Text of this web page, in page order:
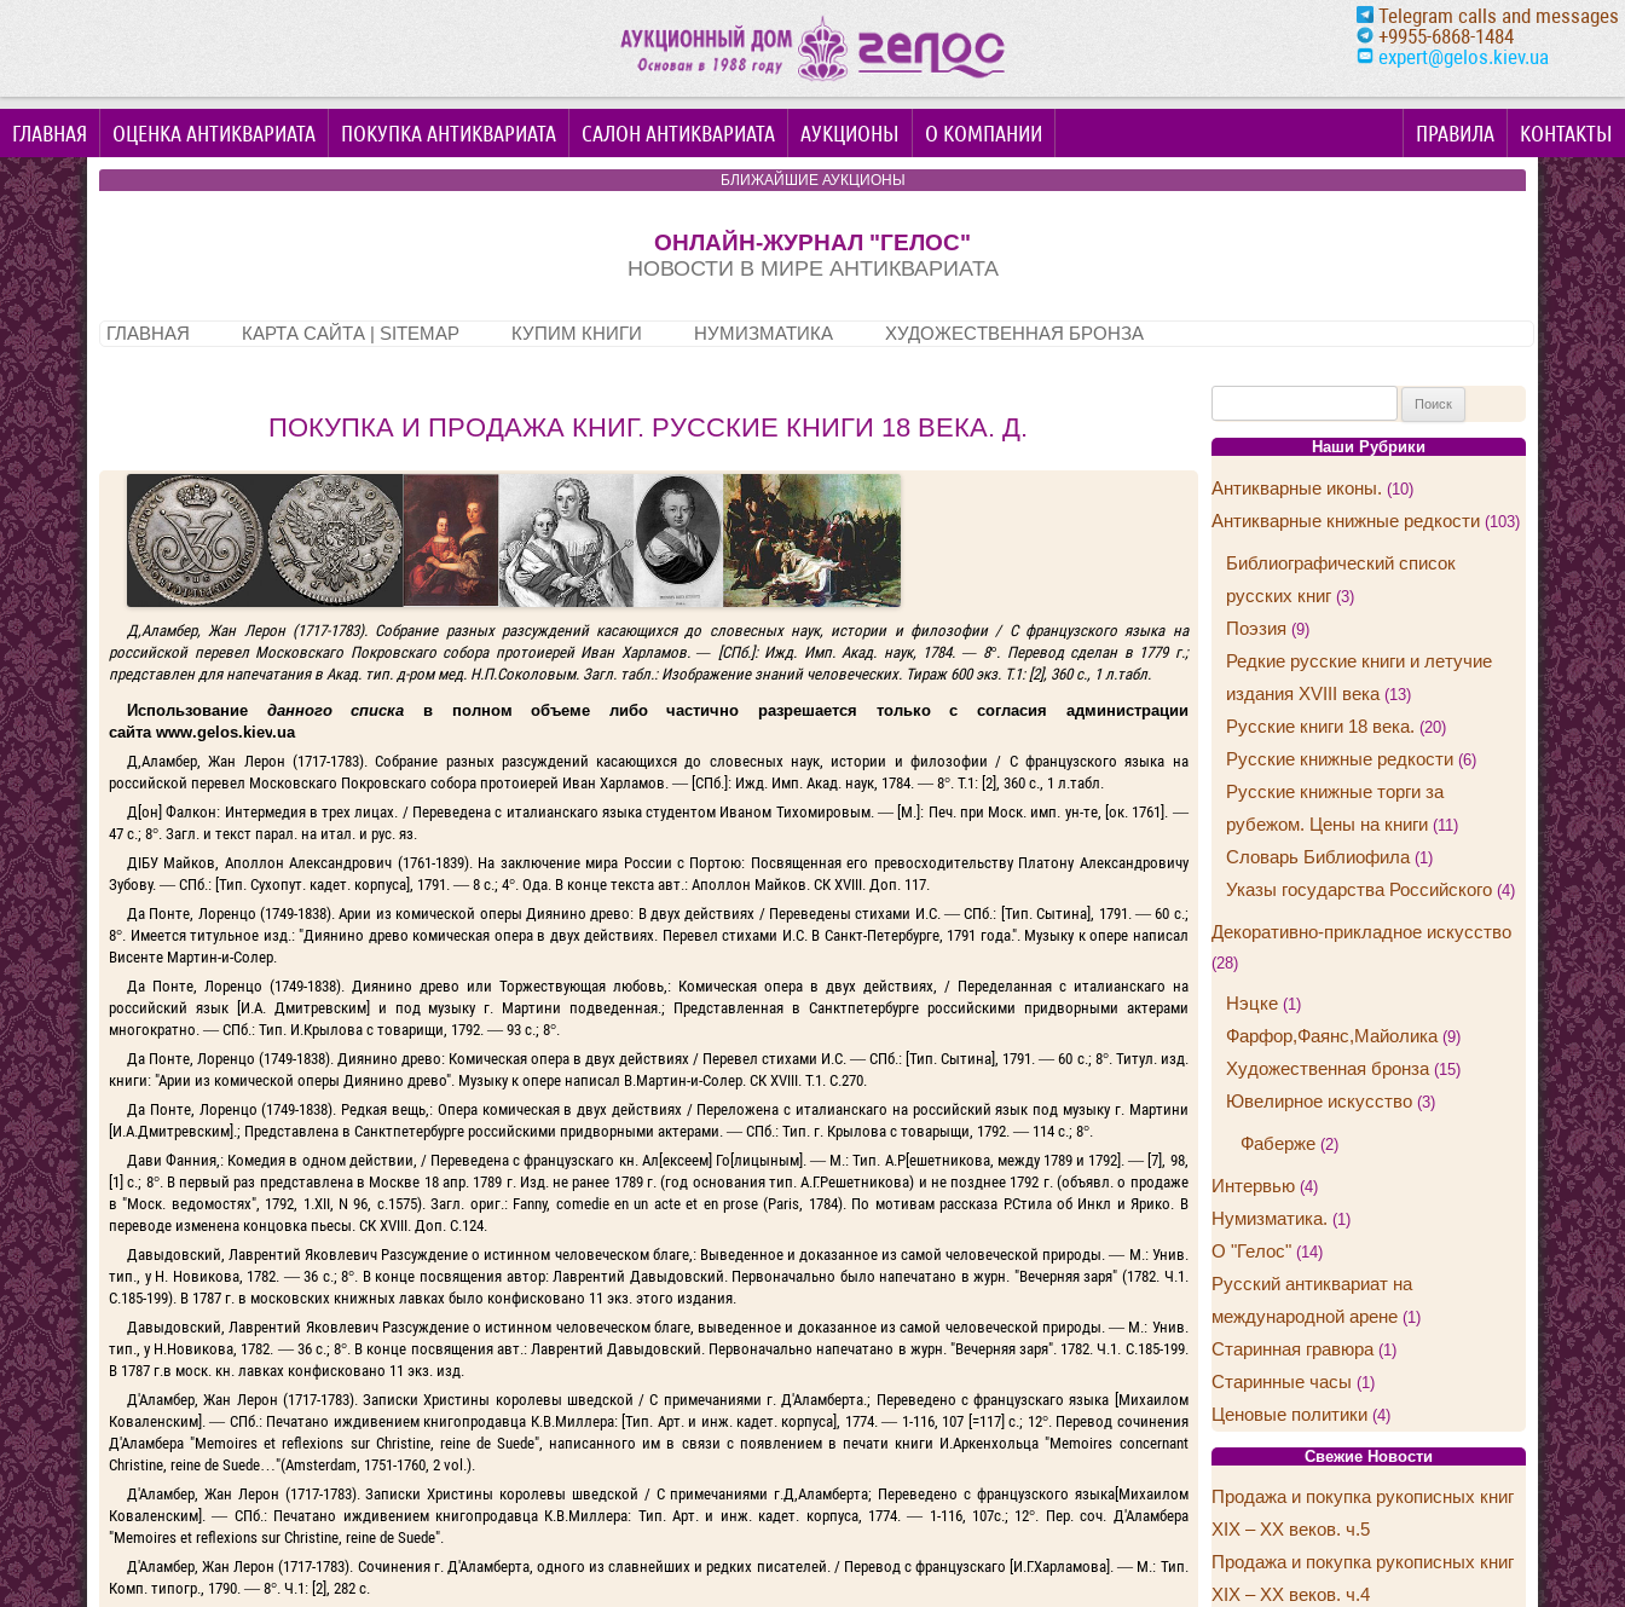
Telegram calls and messages
+9955-6868-1484
expert@gelos.kiev.ua
ГЛАВНАЯ ОЦЕНКА АНТИКВАРИАТА ПОКУПКА АНТИКВАРИАТА САЛОН АНТИКВАРИАТА АУКЦИОНЫ О КОМПАНИИ КОНТАКТЫ
ПРАВИЛА
БЛИЖАЙШИЕ АУКЦИОНЫ
ОНЛАЙН-ЖУРНАЛ "ГЕЛОС"
НОВОСТИ В МИРЕ АНТИКВАРИАТА
ГЛАВНАЯ КАРТА САЙТА | SITEMAP КУПИМ КНИГИ НУМИЗМАТИКА ХУДОЖЕСТВЕННАЯ БРОНЗА
ПОКУПКА И ПРОДАЖА КНИГ. РУССКИЕ КНИГИ 18 ВЕКА. Д.
Д,Аламбер, Жан Лерон (1717-1783). Собрание разных разсуждений касающихся до словесных наук, истории и филозофии / С французского языка на
российской перевел Московскаго Покровскаго собора протоиерей Иван Харламов. — [СПб.]: Ижд. Имп. Акад. наук, 1784. — 8°. Перевод сделан в 1779 г.;
представлен для напечатания в Акад. тип. д-ром мед. Н.П.Соколовым. Загл. табл.: Изображение знаний человеческих. Тираж 600 экз. Т.1: [2], 360 с., 1 л.табл.
Использование данного списка в полном объеме либо частично разрешается только с согласия администрации
сайта www.gelos. kiev.ua
Д,Аламбер, Жан Лерон (1717-1783). Собрание разных разсуждений касающихся до словесных наук, истории и филозофии / С французского языка на
российской перевел Московскаго Покровскаго собора протоиерей Иван Харламов. — [СПб.]: Ижд. Имп. Акад. наук, 1784. — 8°. Т.1: [2], 360 с., 1 л.табл.
Д[он] Фалкон: Интермедия в трех лицах. / Переведена с италианскаго языка студентом Иваном Тихомировым. — [М.]: Печ. при Моск. имп. ун-те, [ок. 1761]. —
47 с.; 8°. Загл. и текст парал. на итал. и рус. яз.
ДIБУ Майков, Аполлон Александрович (1761-1839). На заключение мира России с Портою: Посвященная его превосходительству Платону Александровичу
Зубову. — СПб.: [Тип. Сухопут. кадет. корпуса], 1791. — 8 с.; 4°. Ода. В конце текста авт.: Аполлон Майков. СК XVIII. Доп. 117.
Да Понте, Лоренцо (1749-1838). Арии из комической оперы Диянино древо: В двух действиях / Переведены стихами И.С. — СПб.: [Тип. Сытина], 1791. — 60 с.;
8°. Имеется титульное изд.: "Диянино древо комическая опера в двух действиях. Перевел стихами И.С. В Санкт-Петербурге, 1791 года.". Музыку к опере написал
Висенте Мартин-и-Солер.
Да Понте, Лоренцо (1749-1838). Диянино древо или Торжествующая любовь,: Комическая опера в двух действиях, / Переделанная с италианскаго на
российский язык [И.А. Дмитревским] и под музыку г. Мартини подведенная.; Представленная в Санктпетербурге российскими придворными актерами
многократно. — СПб.: Тип. И.Крылова с товарищи, 1792. — 93 с.; 8°.
Да Понте, Лоренцо (1749-1838). Диянино древо: Комическая опера в двух действиях / Перевел стихами И.С. — СПб.: [Тип. Сытина], 1791. — 60 с.; 8°. Титул. изд.
книги: "Арии из комической оперы Диянино древо". Музыку к опере написал В.Мартин-и-Солер. СК XVIII. Т.1. С.270.
Да Понте, Лоренцо (1749-1838). Редкая вещь,: Опера комическая в двух действиях / Переложена с италианскаго на российский язык под музыку г. Мартини
[И.А.Дмитревским].; Представлена в Санктпетербурге российскими придворными актерами. — СПб.: Тип. г. Крылова с товарыщи, 1792. — 114 с.; 8°.
Дави Фанния,: Комедия в одном действии, / Переведена с французскаго кн. Ал[ексеем] Го[лицыным]. — М.: Тип. А.Р[ешетникова, между 1789 и 1792]. — [7], 98,
[1] с.; 8°. В первый раз представлена в Москве 18 апр. 1789 г. Изд. не ранее 1789 г. (год основания тип. А.Г.Решетникова) и не позднее 1792 г. (объявл. о продаже
в "Моск. ведомостях", 1792, 1.XII, N 96, с.1575). Загл. ориг.: Fanny, comedie en un acte et en prose (Paris, 1784). По мотивам рассказа Р.Стила об Инкл и Ярико. В
переводе изменена концовка пьесы. СК XVIII. Доп. С.124.
Давыдовский, Лаврентий Яковлевич Разсуждение о истинном человеческом благе,: Выведенное и доказанное из самой человеческой природы. — М.: Унив.
тип., у Н. Новикова, 1782. — 36 с.; 8°. В конце посвящения автор: Лаврентий Давыдовский. Первоначально было напечатано в журн. "Вечерняя заря" (1782. Ч.1.
С.185-199). В 1787 г. в московских книжных лавках было конфисковано 11 экз. этого издания.
Давыдовский, Лаврентий Яковлевич Разсуждение о истинном человеческом благе, выведенное и доказанное из самой человеческой природы. — М.: Унив.
тип., у Н.Новикова, 1782. — 36 с.; 8°. В конце посвящения авт.: Лаврентий Давыдовский. Первоначально напечатано в журн. "Вечерняя заря". 1782. Ч.1. С.185-199.
В 1787 г.в моск. кн. лавках конфисковано 11 экз. изд.
Д'Аламбер, Жан Лерон (1717-1783). Записки Христины королевы шведской / С примечаниями г. Д'Аламберта.; Переведено с французскаго языка [Михаилом
Коваленским]. — СПб.: Печатано иждивением книгопродавца К.В.Миллера: [Тип. Арт. и инж. кадет. корпуса], 1774. — 1-116, 107 [=117] c.; 12°. Перевод сочинения
Д'Аламбера "Memoires et reflexions sur Christine, reine de Suede", написанного им в связи с появлением в печати книги И.Аркенхольца "Memoires concernant
Christine, reine de Suede…"(Amsterdam, 1751-1760, 2 vol.).
Д'Аламбер, Жан Лерон (1717-1783). Записки Христины королевы шведской / С примечаниями г.Д,Аламберта; Переведено с французского языка[Михаилом
Коваленским]. — СПб.: Печатано иждивением книгопродавца К.В.Миллера: Тип. Арт. и инж. кадет. корпуса, 1774. — 1-116, 107с.; 12°. Пер. соч. Д'Аламбера
"Memoires et reflexions sur Christine, reine de Suede".
Д'Аламбер, Жан Лерон (1717-1783). Сочинения г. Д'Аламберта, одного из славнейших и редких писателей. / Перевод с французскаго [И.Г.Харламова]. — М.: Тип.
Комп. типогр., 1790. — 8°. Ч.1: [2], 282 с.
Наши Рубрики
Антикварные иконы. (10)
Антикварные книжные редкости (103)
Библиографический список
русских книг (3)
Поэзия (9)
Редкие русские книги и летучие
издания XVIII века (13)
Русские книги 18 века. (20)
Русские книжные редкости (6)
Русские книжные торги за
рубежом. Цены на книги (11)
Словарь Библиофила (1)
Указы государства Российского (4)
Декоративно-прикладное искусство
(28)
Нэцке (1)
Фарфор,Фаянс,Майолика (9)
Художественная бронза (15)
Ювелирное искусство (3)
Фаберже (2)
Интервью (4)
Нумизматика. (1)
О "Гелос" (14)
Русский антиквариат на
международной арене (1)
Старинная гравюра (1)
Старинные часы (1)
Ценовые политики (4)
Свежие Новости
Продажа и покупка рукописных книг
XIX – XX веков. ч.5
Продажа и покупка рукописных книг
XIX – XX веков. ч.4